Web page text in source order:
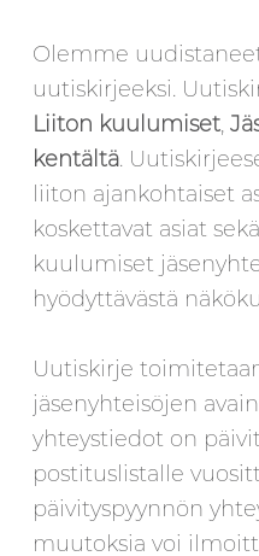
Olemme
uutiskirjeeksi.
Liiton kuulumiset,
kentältä.
liiton ajankohtaiset
koskettavat asiat
kuulumiset
hyödyttävästä
Uutiskirje
jäsenyhteisöjen
yhteystiedot on
postituslistalle
päivityspyynnön
muutoksia voi